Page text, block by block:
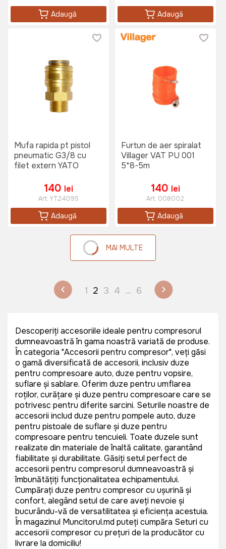
Adaugă Adaugă
Mufa rapida pt pistol
pneumatic G3/8 cu
filet extern YATO
140 lei
Art: YT24095
Adaugă
Furtun de aer spiralat
Villager VAT PU 001
5*8-5m
140 lei
Art: 008002
Adaugă
MAI MULTE
1 2 3 4 ... 6
Descoperiți accesoriile ideale pentru compresorul
dumneavoastră în gama noastră variată de produse.
În categoria "Accesorii pentru compresor", veți găsi
o gamă diversificată de accesorii, inclusiv duze
pentru compresoare auto, duze pentru vopsire,
suflare și sablare. Oferim duze pentru umflarea
roților, curățare și duze pentru compresoare care se
potrivesc pentru diferite sarcini. Seturile noastre de
accesorii includ duze pentru pompele auto, duze
pentru pistoale de suflare și duze pentru
compresoare pentru tencuieli. Toate duzele sunt
realizate din materiale de înaltă calitate, garantând
fiabilitate și durabilitate. Găsiți setul perfect de
accesorii pentru compresorul dumneavoastră și
îmbunătățiți funcționalitatea echipamentului.
Cumpărați duze pentru compresor cu ușurință și
confort, alegând setul de care aveți nevoie și
bucurându-vă de versatilitatea și eficiența acestuia.
În magazinul Muncitorul.md puteți cumpăra Seturi cu
accesorii compresor cu prețuri de la producător cu
livrare la domiciliu!